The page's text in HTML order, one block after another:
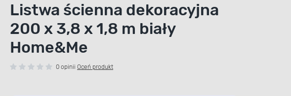
Listwa ścienna dekoracyjna
200 x 3,8 x 1,8 m biały
Home&Me
0 opinii Oceń produkt